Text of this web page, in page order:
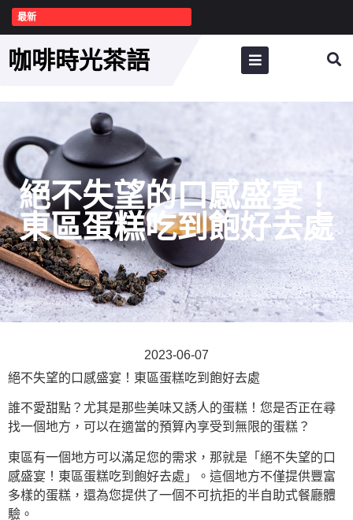
最新
咖啡時光茶語
絕不失望的口感盛宴！
東區蛋糕吃到飽好去處
2023-06-07
絕不失望的口感盛宴！東區蛋糕吃到飽好去處
誰不愛甜點？尤其是那些美味又誘人的蛋糕！您是否正在尋
找一個地方，可以在適當的預算內享受到無限的蛋糕？
東區有一個地方可以滿足您的需求，那就是「絕不失望的口
感盛宴！東區蛋糕吃到飽好去處」。這個地方不僅提供豐富
多樣的蛋糕，還為您提供了一個不可抗拒的半自助式餐廳體
驗。